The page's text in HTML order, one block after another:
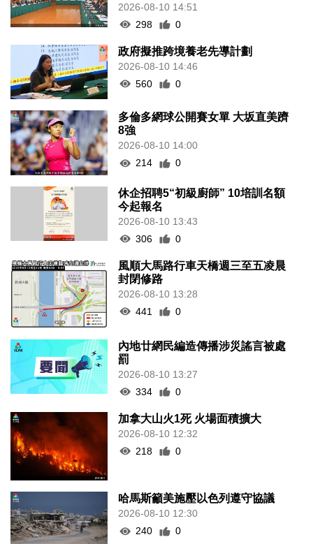
2026-08-10 14:51
298
0
政府擬推跨境養老先導計劃
2026-08-10 14:46
560
0
多倫多網球公開賽女單 大坂直美躋
8強
2026-08-10 14:00
214
0
休企招聘5“初級廚師” 10培訓名額
今起報名
2026-08-10 13:43
306
0
風順大馬路行車天橋週三至五凌晨
封閉修路
2026-08-10 13:28
441
0
內地廿網民編造傳播涉災謠言被處
罰
2026-08-10 13:27
334
0
加拿大山火1死 火場面積擴大
2026-08-10 12:32
218
0
哈馬斯籲美施壓以色列遵守協議
2026-08-10 12:30
240
0